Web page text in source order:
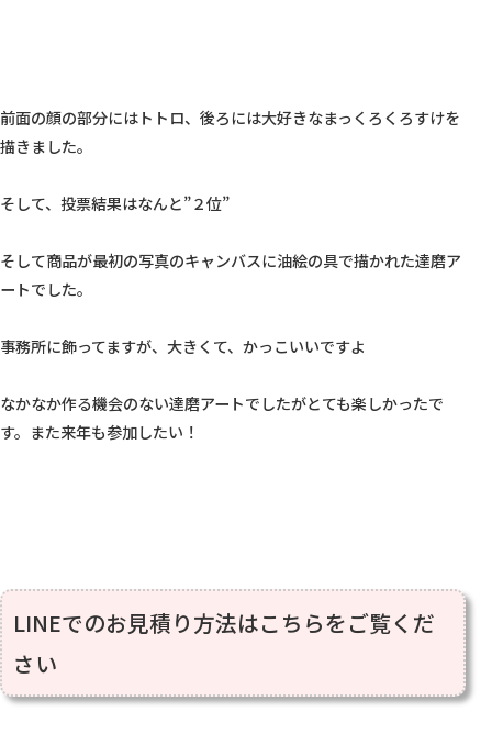
前面の顔の部分にはトトロ、後ろには大好きなまっくろくろすけを
描きました。
そして、投票結果はなんと”２位”
そして商品が最初の写真のキャンバスに油絵の具で描かれた達磨ア
ートでした。
事務所に飾ってますが、大きくて、かっこいいですよ
なかなか作る機会のない達磨アートでしたがとても楽しかったで
す。また来年も参加したい！
LINEでのお見積り方法はこちらをご覧くだ
さい